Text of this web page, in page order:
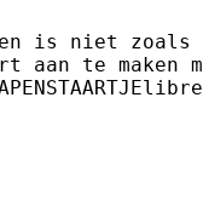
is niet
aan te maken